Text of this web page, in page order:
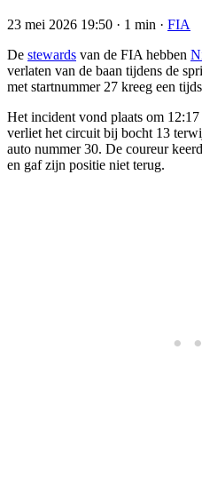
23 mei 2026 19:50 · 1 min · FIA
De stewards van de FIA hebben
verlaten van de baan tijdens de
met startnummer 27 kreeg een
Het incident vond plaats om
verliet het circuit bij bocht 13
auto nummer 30. De coureur
en gaf zijn positie niet terug.